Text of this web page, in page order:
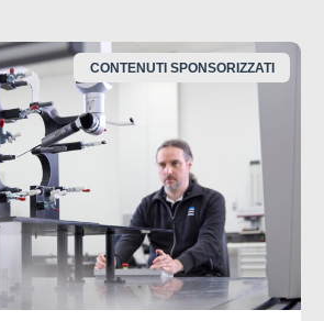
CONTENUTI SPONSORIZZATI